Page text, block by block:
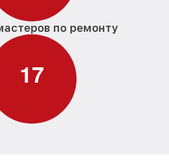
по ремонту
17